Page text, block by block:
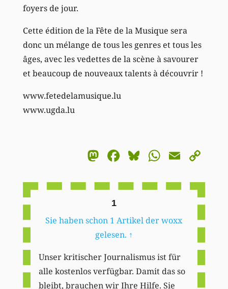
foyers de jour.
Cette édition de la Fête de la Musique sera
donc un mélange de tous les genres et tous les
âges, avec les vedettes de la scène à savourer
et beaucoup de nouveaux talents à découvrir !
www.fetedelamusique.lu
www.ugda.lu
Mastodon
Facebook
BlueskyEmail
1
Sie haben schon 1 Artikel der woxx
gelesen. ↑
Unser kritischer Journalismus ist für
alle kostenlos verfügbar. Damit das so
bleibt, brauchen wir Ihre Hilfe. Sie